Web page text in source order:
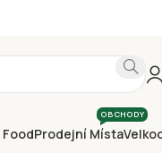
FoodProdejní Místa
OBCHODY